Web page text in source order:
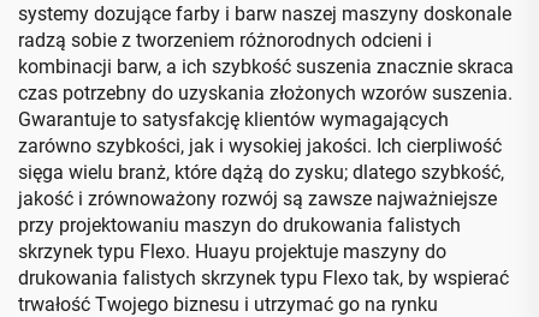
systemy dozujące farby i barw naszej maszyny doskonale
radzą sobie z tworzeniem różnorodnych odcieni i
kombinacji barw, a ich szybkość suszenia znacznie skraca
czas potrzebny do uzyskania złożonych wzorów suszenia.
Gwarantuje to satysfakcję klientów wymagających
zarówno szybkości, jak i wysokiej jakości. Ich cierpliwość
sięga wielu branż, które dążą do zysku; dlatego szybkość,
jakość i zrównoważony rozwój są zawsze najważniejsze
przy projektowaniu maszyn do drukowania falistych
skrzynek typu Flexo. Huayu projektuje maszyny do
drukowania falistych skrzynek typu Flexo tak, by wspierać
trwałość Twojego biznesu i utrzymać go na rynku